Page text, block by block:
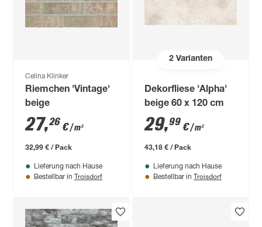
Celina Klinker
Riemchen 'Vintage'
beige
27,26 €/ m²
32,99 € / Pack
Lieferung nach Hause
Bestellbar in Troisdorf
2Varianten
Dekorfliese 'Alpha'
beige 60 x 120 cm
29,99 €/ m²
43,18 € / Pack
Lieferung nach Hause
Bestellbar in Troisdorf